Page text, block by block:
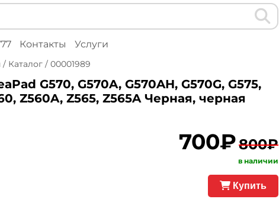
Контакты Услуги
/ Каталог / 00001989
G570, G570A, G570AH, G570G, G575,
Z560A, Z565, Z565A Черная, черная
700₽800₽
в наличии
Купить